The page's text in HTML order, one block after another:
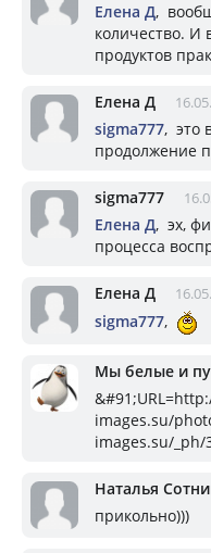
Елена Д,
количество. И
продуктов
Елена Д
sigma777, это
продолжение
sigma777
Елена Д, эх,
процесса
Елена Д
sigma777,
Мы белые и
images.su/
images.su/_ph/
Наталья
прикольно)))